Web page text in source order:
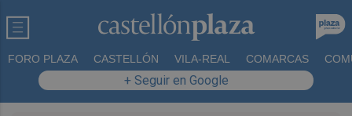
FORO PLAZA CASTELLÓN VILA-REAL COMARCAS
+ Seguir en Google